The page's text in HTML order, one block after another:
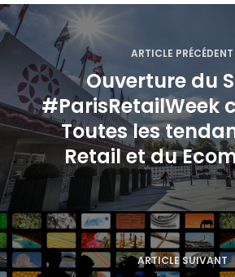
N
a
i
g
a
t
i
ARTICLE PRÉCÉDENT
Ouverture du
#ParisRetailWeek
Toutes les
Retail et du
ARTICLE SUIVANT